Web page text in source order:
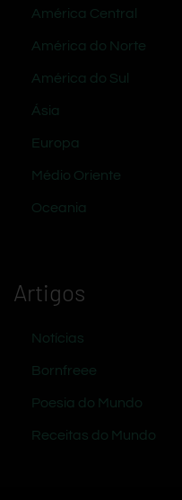
América Central
América do Norte
América do Sul
Ásia
Europa
Médio Oriente
Oceania
Artigos
Notícias
Bornfreee
Poesia do Mundo
Receitas do Mundo